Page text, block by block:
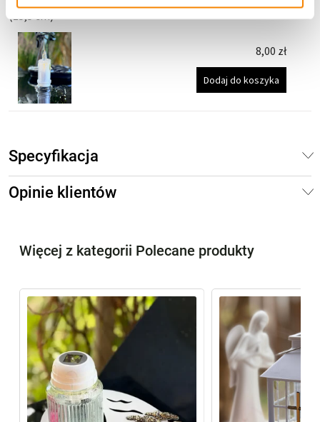
8,00 zł
Dodaj do koszyka
Specyfikacja
Opinie klientów
Więcej z kategorii Polecane produkty